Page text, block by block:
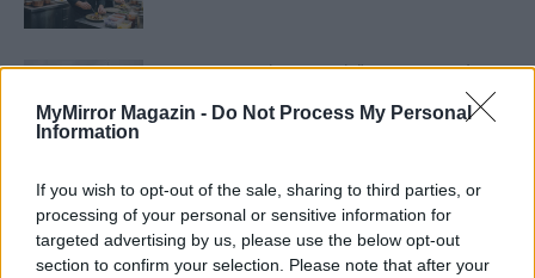
MyMirror Magazin - Do Not Process My Personal
Information
If you wish to opt-out of the sale, sharing to third parties, or
processing of your personal or sensitive information for
targeted advertising by us, please use the below opt-out
section to confirm your selection. Please note that after your
Szent Genovéva, a túlélő Franciaország
Minka 12. rész